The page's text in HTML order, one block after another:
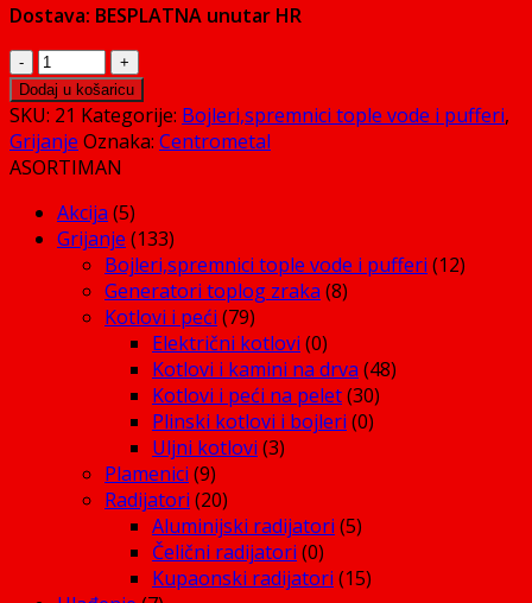
Dostava: BESPLATNA unutar HR
TB
600
količina
Dodaj u košaricu
SKU: 21 Kategorije: Bojleri,spremnici tople vode i pufferi,
Grijanje Oznaka: Centrometal
ASORTIMAN
Akcija (5)
Grijanje (133)
Bojleri,spremnici tople vode i pufferi (12)
Generatori toplog zraka (8)
Kotlovi i peći (79)
Električni kotlovi (0)
Kotlovi i kamini na drva (48)
Kotlovi i peći na pelet(30)
Plinski kotlovi i bojleri (0)
Uljni kotlovi (3)
Plamenici (9)
Radijatori (20)
Aluminijski radijatori (5)
Čelični radijatori (0)
Kupaonski radijatori (15)